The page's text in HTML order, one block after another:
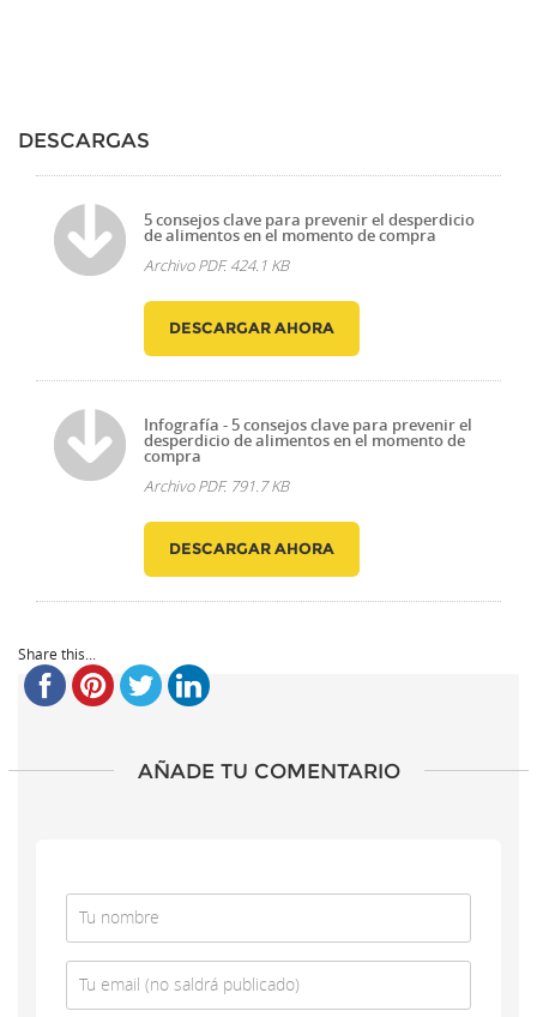
DESCARGAS
5 consejos clave para prevenir el desperdicio
de alimentos en el momento de compra
Archivo PDF. 424.1 KB
DESCARGAR AHORA
Infografía - 5 consejos clave para prevenir el
desperdicio de alimentos en el momento de
compra
Archivo PDF. 791.7 KB
DESCARGAR AHORA
Share this...
AÑADE TU COMENTARIO